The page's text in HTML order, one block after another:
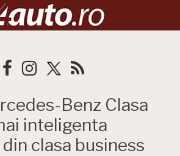
Benz Clasa
inteligenta
clasa business